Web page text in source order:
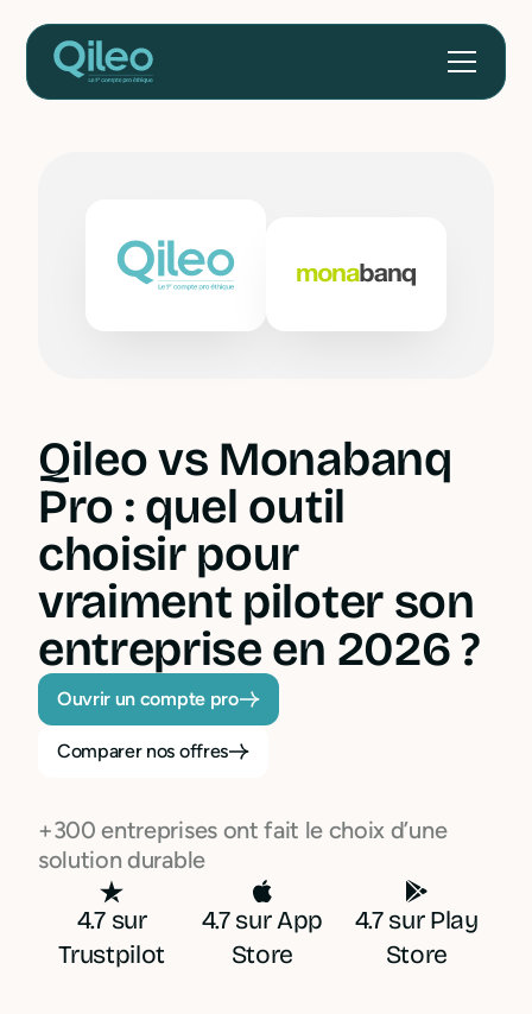
Qileo vs Monabanq
Pro : quel outil
choisir pour
vraiment piloter son
entreprise en 2026 ?
Ouvrir un compte pro
Comparer nos offres
+300 entreprises ont fait le choix d’une
solution durable
4.7 sur
Trustpilot
4.7 sur App
Store
4.7 sur Play
Store